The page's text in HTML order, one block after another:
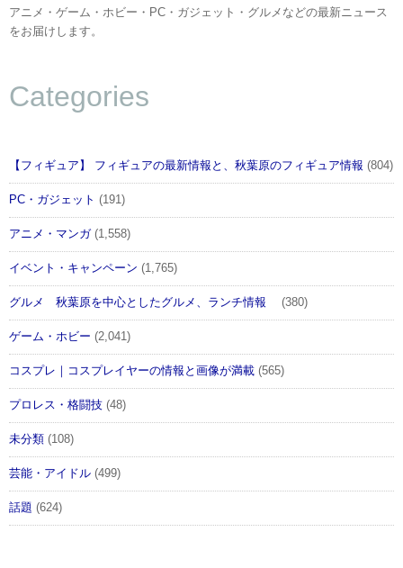
アニメ・ゲーム・ホビー・PC・ガジェット・グルメなどの最新ニュース
をお届けします。
Categories
【フィギュア】 フィギュアの最新情報と、秋葉原のフィギュア情報 (804)
PC・ガジェット (191)
アニメ・マンガ(1,558)
イベント・キャンペーン (1,765)
グルメ 秋葉原を中心としたグルメ、ランチ情報 (380)
ゲーム・ホビー (2,041)
コスプレ｜コスプレイヤーの情報と画像が満載 (565)
プロレス・格闘技 (48)
未分類 (108)
芸能・アイドル (499)
話題 (624)